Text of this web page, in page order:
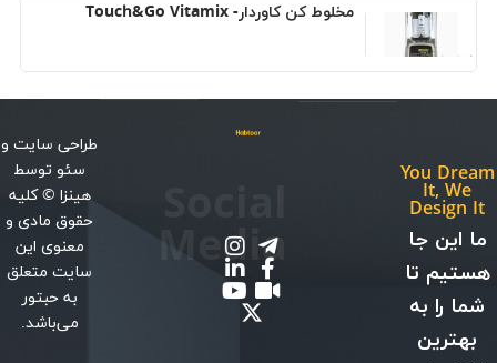
مخلوط کن کاوردار- Touch&Go Vitamix
You Dream
It, We
Design It
ما این جا
هستیم تا
شما را به
بهترین
Media
طراحی سایتو
سئوتوسط
هینزا © کلیه
حقوق مادی و
معنوی این
سایت متعلق
به حبتور
می‌باشد.